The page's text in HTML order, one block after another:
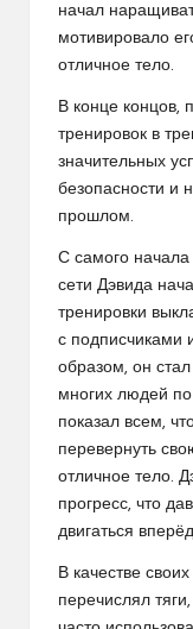
начал
мотивировало
отличное тело.
В конце концов,
тренировок в
значительных
безопасности и
прошлом.
С самого
сети Дэвида
тренировки
с подписчиками
образом, он
многих людей
показал всем,
перевернуть
отличное тело.
прогресс, что
двигаться вперёд.
В качестве
перечислял